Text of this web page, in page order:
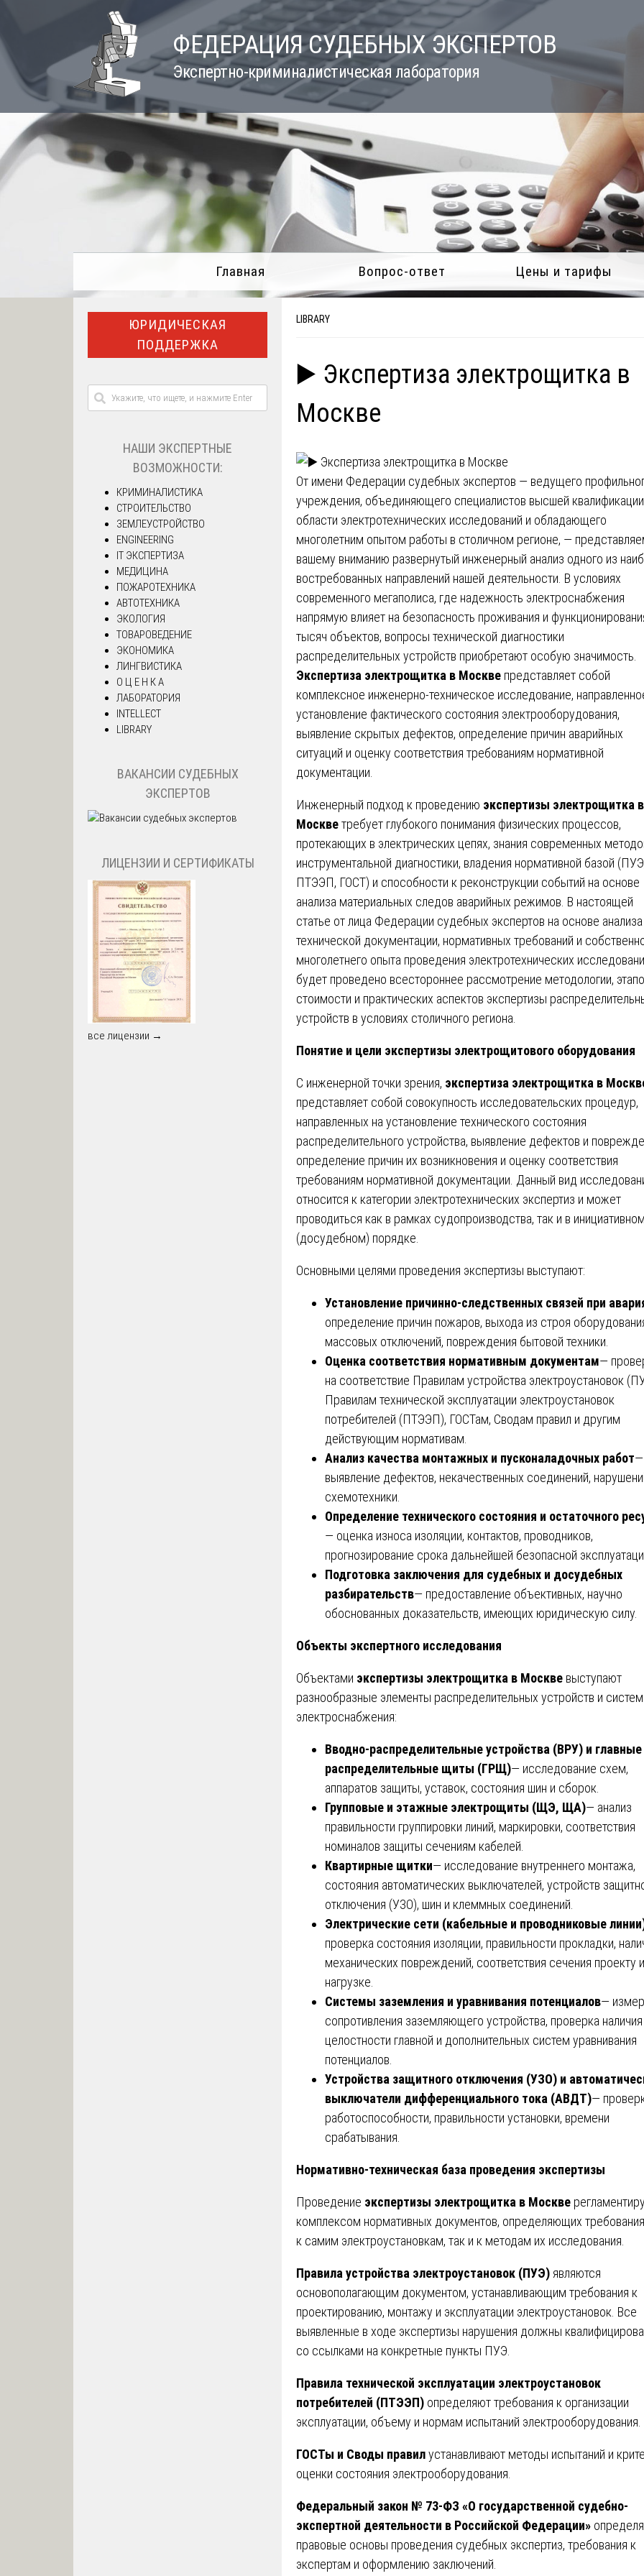
content
ФЕДЕРАЦИЯ СУДЕБНЫХ ЭКСПЕРТОВ
Экспертно-криминалистическая лаборатория
Главная Вопрос-ответ Цены и тарифы
LIBRARY
▶️ Экспертиза электрощитка в
Москве
От имени Федерации судебных экспертов — ведущего
учреждения, объединяющего специалистов высшей
области электротехнических исследований и обладающего
многолетним опытом работы в столичном регионе, —
вашему вниманию развернутый инженерный анализ одного из
востребованных направлений нашей деятельности. В условиях
современного мегаполиса, где надежность электроснабжения
напрямую влияет на безопасность проживания и
тысяч объектов, вопросы технической диагностики
распределительных устройств приобретают особую значимость.
Экспертиза электрощитка в Москве представляет собой
комплексное инженерно-техническое исследование,
установление фактического состояния электрооборудования,
выявление скрытых дефектов, определение причин аварийных
ситуаций и оценку соответствия требованиям нормативной
документации.
Инженерный подход к проведению экспертизы электрощитка в
Москветребует глубокого понимания физических процессов,
протекающих в электрических цепях, знания современных
инструментальной диагностики, владения нормативной базой
ПТЭЭП, ГОСТ) и способности к реконструкции событий на основе
анализа материальных следов аварийных режимов. В настоящей
статье от лица Федерации судебных экспертов на основе анализа
технической документации, нормативных требований и
многолетнего опыта проведения электротехнических
будет проведено всестороннее рассмотрение методологии,
стоимости и практических аспектов экспертизы
устройств в условиях столичного региона.
Понятие и цели экспертизы электрощитового оборудования
С инженерной точки зрения, экспертиза электрощитка в
представляет собой совокупность исследовательских процедур,
направленных на установление технического состояния
распределительного устройства, выявление дефектов и
определение причин их возникновения и оценку соответствия
требованиям нормативной документации. Данный вид
относится к категории электротехнических экспертиз и может
проводиться как в рамках судопроизводства, так и в инициативном
(досудебном) порядке.
Основными целями проведения экспертизы выступают:
Установление причинно-следственных связей при
определение причин пожаров, выхода из строя
массовых отключений, повреждения бытовой техники.
Оценка соответствия нормативным документам—
на соответствие Правилам устройства электроустановок
Правилам технической эксплуатации электроустановок
потребителей (ПТЭЭП), ГОСТам, Сводам правил и другим
действующим нормативам.
Анализ качества монтажных и пусконаладочных работ—
выявление дефектов, некачественных соединений,
схемотехники.
Определение технического состояния и остаточного
— оценка износа изоляции, контактов, проводников,
прогнозирование срока дальнейшей безопасной
Подготовка заключения для судебных и досудебных
разбирательств— предоставление объективных, научно
обоснованных доказательств, имеющих юридическую силу.
Объекты экспертного исследования
Объектами экспертизы электрощитка в Москве выступают
разнообразные элементы распределительных устройств и систем
электроснабжения:
Вводно-распределительные устройства (ВРУ) и главные
распределительные щиты (ГРЩ)— исследование схем,
аппаратов защиты, уставок, состояния шин и сборок.
Групповые и этажные электрощиты (ЩЭ, ЩА)— анализ
правильности группировки линий, маркировки, соответствия
номиналов защиты сечениям кабелей.
Квартирные щитки— исследование внутреннего монтажа,
состояния автоматических выключателей, устройств
отключения (УЗО), шин и клеммных соединений.
Электрические сети (кабельные и проводниковые
проверка состояния изоляции, правильности прокладки,
механических повреждений, соответствия сечения проекту и
нагрузке.
Системы заземления и уравнивания потенциалов—
сопротивления заземляющего устройства, проверка наличия
целостности главной и дополнительных систем уравнивания
потенциалов.
Устройства защитного отключения (УЗО) и
выключатели дифференциального тока (АВДТ)—
работоспособности, правильности установки, времени
срабатывания.
Нормативно-техническая база проведения экспертизы
Проведение экспертизы электрощитка в Москве
комплексом нормативных документов, определяющих
к самим электроустановкам, так и к методам их исследования.
Правила устройства электроустановок (ПУЭ) являются
основополагающим документом, устанавливающим требования к
проектированию, монтажу и эксплуатации электроустановок. Все
выявленные в ходе экспертизы нарушения должны
со ссылками на конкретные пункты ПУЭ.
Правила технической эксплуатации электроустановок
потребителей (ПТЭЭП) определяют требования к организации
эксплуатации, объему и нормам испытаний электрооборудования.
ГОСТы и Своды правилустанавливают методы испытаний и
оценки состояния электрооборудования.
Федеральный закон № 73-ФЗ «О государственной судебно-
экспертной деятельности в Российской Федерации»
правовые основы проведения судебных экспертиз, требования к
экспертам и оформлению заключений.
ЮРИДИЧЕСКАЯ
ПОДДЕРЖКА
НАШИ ЭКСПЕРТНЫЕ
ВОЗМОЖНОСТИ:
КРИМИНАЛИСТИКА
СТРОИТЕЛЬСТВО
ЗЕМЛЕУСТРОЙСТВО
ENGINEERING
IT ЭКСПЕРТИЗА
МЕДИЦИНА
ПОЖАРОТЕХНИКА
АВТОТЕХНИКА
ЭКОЛОГИЯ
ТОВАРОВЕДЕНИЕ
ЭКОНОМИКА
ЛИНГВИСТИКА
О Ц Е Н К А
ЛАБОРАТОРИЯ
INTELLECT
LIBRARY
ВАКАНСИИ СУДЕБНЫХ
ЭКСПЕРТОВ
ЛИЦЕНЗИИ И СЕРТИФИКАТЫ
все лицензии →